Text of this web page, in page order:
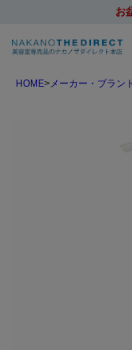
お
HOME メーカー・ブラン